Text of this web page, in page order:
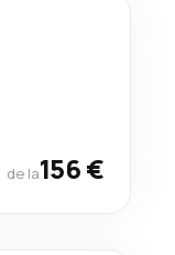
de la156 €